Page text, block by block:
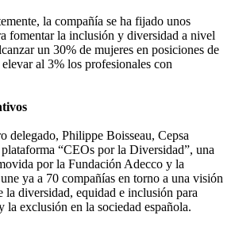
la compañía se ha fijado unos
fomentar la inclusión y diversidad a nivel
un 30% de mujeres en posiciones de
al 3% los profesionales con
delegado, Philippe Boisseau, Cepsa
“CEOs por la Diversidad”, una
por la Fundación Adecco y la
ya a 70 compañías en torno a una visión
la diversidad, equidad e inclusión para
la exclusión en la sociedad española.